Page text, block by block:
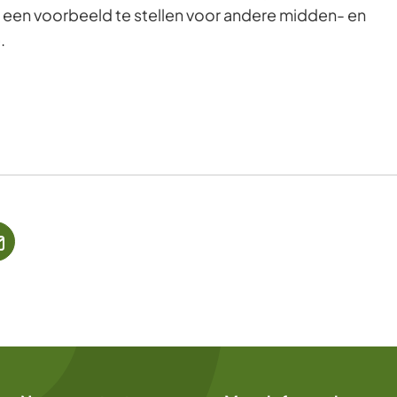
voorbeeld te stellen voor andere midden- en